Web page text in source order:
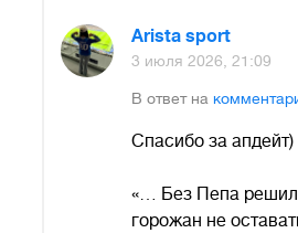
Arista sport
3 июля 2026, 21:09
В ответ на
Спасибо за апдейт)
«… Без Пепа решил
горожан не